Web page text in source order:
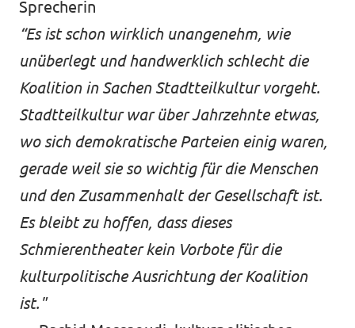
Sprecherin
“Es ist schon wirklich unangenehm, wie
unüberlegt und handwerklich schlecht die
Koalition in Sachen Stadtteilkultur vorgeht.
Stadtteilkultur war über Jahrzehnte etwas,
wo sich demokratische Parteien einig waren,
gerade weil sie so wichtig für die Menschen
und den Zusammenhalt der Gesellschaft ist.
Es bleibt zu hoffen, dass dieses
Schmierentheater kein Vorbote für die
kulturpolitische Ausrichtung der Koalition
ist."